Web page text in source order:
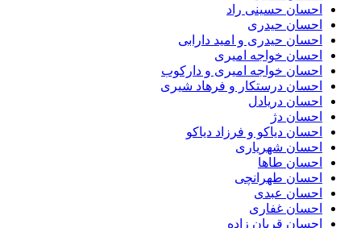
احسان حسینی راد
احسان حیدری
احسان حیدری و امید دارابی
احسان خواجه امیری
احسان خواجه امیری و دارکوب
احسان درستكار و فرهاد شيرى
احسان دریادل
احسان دژ
احسان دیاکو و فرزاد دیاکو
احسان شهریاری
احسان طاها
احسان طهرانچی
احسان عبدی
احسان غفاری
احسان قربان زاده